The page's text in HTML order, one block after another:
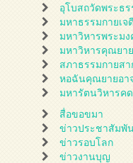
อุโบสถวัดพระธร
มหาธรรมกายเจ
มหาวิหารพระม
มหาวิหารคุณยา
สภาธรรมกายสา
หอฉันคุณยายอา
มหารัตนวิหารคด
สื่อขอขมา
ข่าวประชาสัมพั
ข่าวรอบโลก
ข่าวงานบุญ